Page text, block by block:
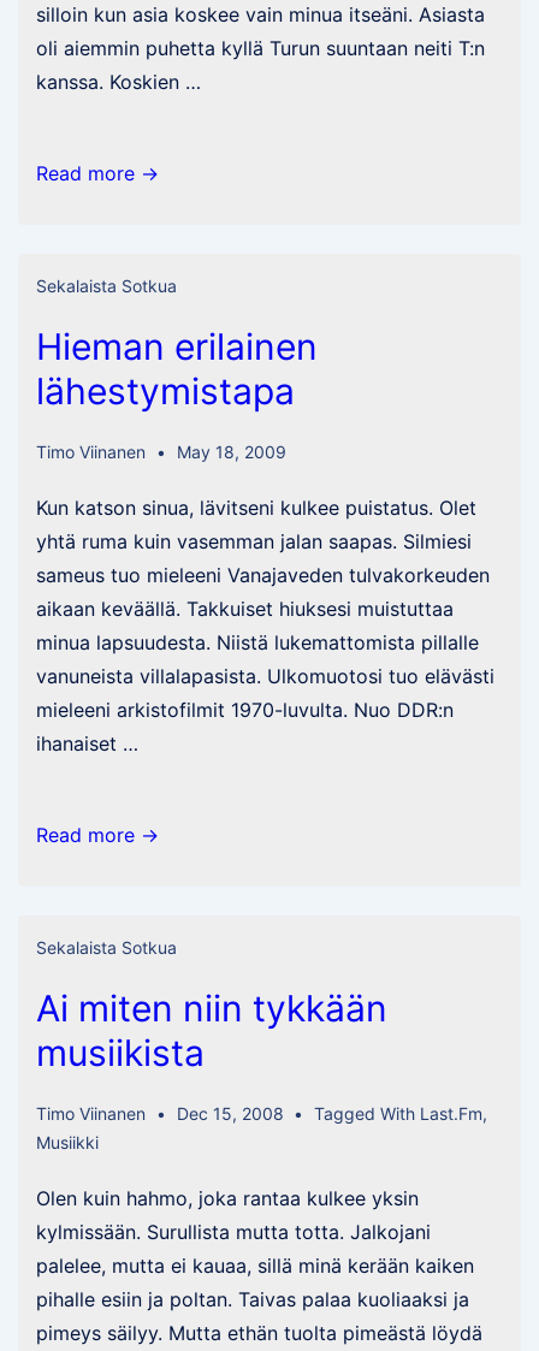
silloin kun asia koskee vain minua itseäni. Asiasta
oli aiemmin puhetta kyllä Turun suuntaan neiti T:n
kanssa. Koskien …
Lisää
Read more →
Sekalaista Sotkua
Hieman erilainen
lähestymistapa
Timo Viinanen May 18, 2009
Kun katson sinua, lävitseni kulkee puistatus. Olet
yhtä ruma kuin vasemman jalan saapas. Silmiesi
sameus tuo mieleeni Vanajaveden tulvakorkeuden
aikaan keväällä. Takkuiset hiuksesi muistuttaa
minua lapsuudesta. Niistä lukemattomista pillalle
vanuneista villalapasista. Ulkomuotosi tuo elävästi
mieleeni arkistofilmit 1970-luvulta. Nuo DDR:n
ihanaiset …
Hieman
Read more →
Sekalaista Sotkua
Ai miten niin tykkään
musiikista
Timo Viinanen Dec 15, 2008 Tagged With Last.fm,
Musiikki
Olen kuin hahmo, joka rantaa kulkee yksin
kylmissään. Surullista mutta totta. Jalkojani
palelee, mutta ei kauaa, sillä minä kerään kaiken
pihalle esiin ja poltan. Taivas palaa kuoliaaksi ja
pimeys säilyy. Mutta ethän tuolta pimeästä löydä